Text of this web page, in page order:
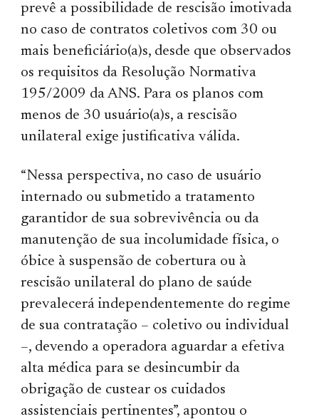
prevê a possibilidade de rescisão imotivada
no caso de contratos coletivos com 30 ou
mais beneficiário(a)s, desde que observados
os requisitos da Resolução Normativa
195/2009 da ANS. Para os planos com
menos de 30 usuário(a)s, a rescisão
unilateral exige justificativa válida.
“Nessa perspectiva, no caso de usuário
internado ou submetido a tratamento
garantidor de sua sobrevivência ou da
manutenção de sua incolumidade física, o
óbice à suspensão de cobertura ou à
rescisão unilateral do plano de saúde
prevalecerá independentemente do regime
de sua contratação – coletivo ou individual
–, devendo a operadora aguardar a efetiva
alta médica para se desincumbir da
obrigação de custear os cuidados
assistenciais pertinentes”, apontou o